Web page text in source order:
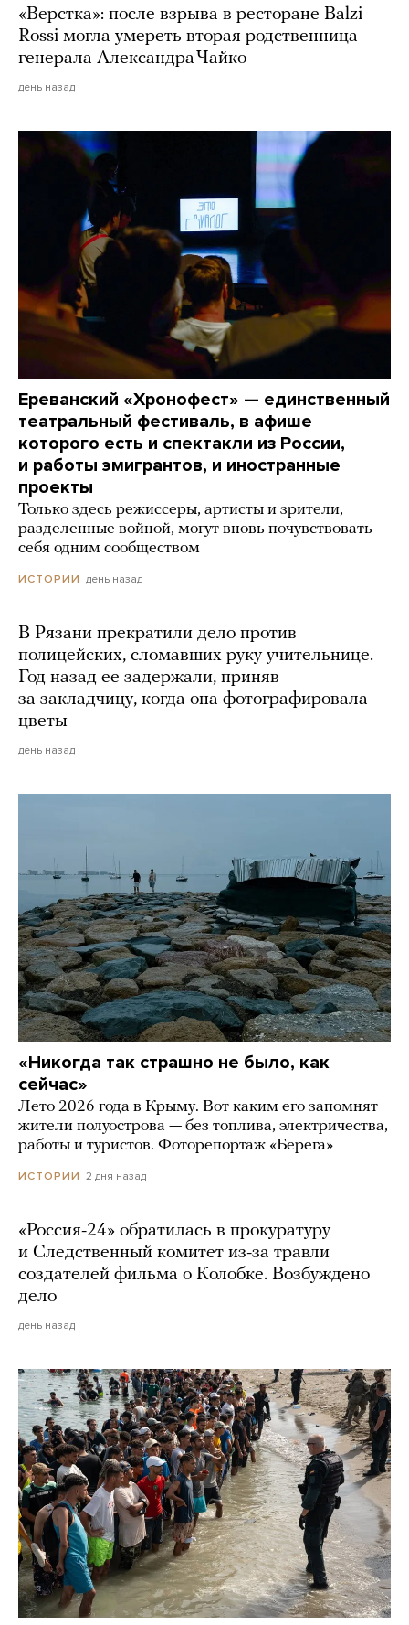
«Верстка»: после взрыва в ресторане Balzi
Rossi могла умереть вторая родственница
генерала Александра Чайко
день назад
Ереванский «Хронофест» — единственный
театральный фестиваль, в афише
которого есть и спектакли из России,
и работы эмигрантов, и иностранные
проекты
Только здесь режиссеры, артисты и зрители,
разделенные войной, могут вновь почувствовать
себя одним сообществом
ИСТОРИИ день назад
В Рязани прекратили дело против
полицейских, сломавших руку учительнице.
Год назад ее задержали, приняв
за закладчицу, когда она фотографировала
цветы
день назад
«Никогда так страшно не было, как
сейчас»
Лето 2026 года в Крыму. Вот каким его запомнят
жители полуострова — без топлива, электричества,
работы и туристов. Фоторепортаж «Берега»
ИСТОРИИ 2 дня назад
«Россия-24» обратилась в прокуратуру
и Следственный комитет из-за травли
создателей фильма о Колобке. Возбуждено
дело
день назад